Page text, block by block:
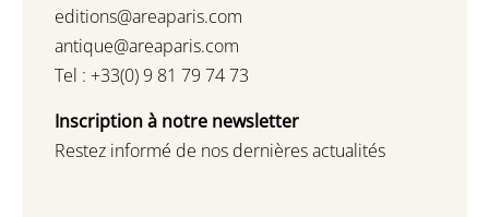
editions@areaparis.com
antique@areaparis.com
Tel : +33(0) 9 81 79 74 73
Inscription à notre newsletter
Restez informé de nos dernières actualités